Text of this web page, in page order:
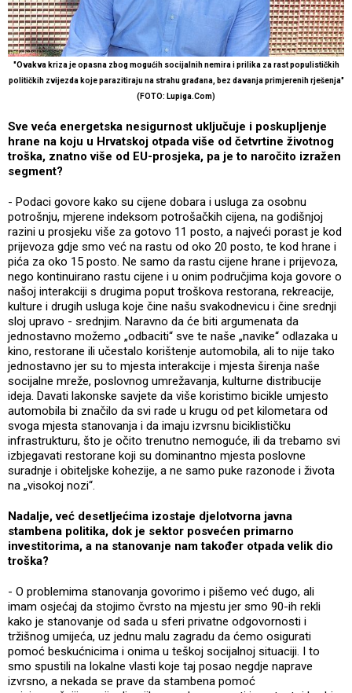
"Ovakva kriza je opasna zbog mogućih socijalnih nemira i prilika za rast populističkih
političkih zvijezda koje parazitiraju na strahu građana, bez davanja primjerenih rješenja"
(FOTO: Lupiga.Com)
Sve veća energetska nesigurnost uključuje i poskupljenje
hrane na koju u Hrvatskoj otpada više od četvrtine životnog
troška, znatno više od EU-prosjeka, pa je to naročito izražen
segment?
- Podaci govore kako su cijene dobara i usluga za osobnu
potrošnju, mjerene indeksom potrošačkih cijena, na godišnjoj
razini u prosjeku više za gotovo 11 posto, a najveći porast je kod
prijevoza gdje smo već na rastu od oko 20 posto, te kod hrane i
pića za oko 15 posto. Ne samo da rastu cijene hrane i prijevoza,
nego kontinuirano rastu cijene i u onim područjima koja govore o
našoj interakciji s drugima poput troškova restorana, rekreacije,
kulture i drugih usluga koje čine našu svakodnevicu i čine srednji
sloj upravo - srednjim. Naravno da će biti argumenata da
jednostavno možemo „odbaciti“ sve te naše „navike“ odlazaka u
kino, restorane ili učestalo korištenje automobila, ali to nije tako
jednostavno jer su to mjesta interakcije i mjesta širenja naše
socijalne mreže, poslovnog umrežavanja, kulturne distribucije
ideja. Davati lakonske savjete da više koristimo bicikle umjesto
automobila bi značilo da svi rade u krugu od pet kilometara od
svoga mjesta stanovanja i da imaju izvrsnu biciklističku
infrastrukturu, što je očito trenutno nemoguće, ili da trebamo svi
izbjegavati restorane koji su dominantno mjesta poslovne
suradnje i obiteljske kohezije, a ne samo puke razonode i života
na „visokoj nozi“.
Nadalje, već desetljećima izostaje djelotvorna javna
stambena politika, dok je sektor posvećen primarno
investitorima, a na stanovanje nam također otpada velik dio
troška?
- O problemima stanovanja govorimo i pišemo već dugo, ali
imam osjećaj da stojimo čvrsto na mjestu jer smo 90-ih rekli
kako je stanovanje od sada u sferi privatne odgovornosti i
tržišnog umijeća, uz jednu malu zagradu da ćemo osigurati
pomoć beskućnicima i onima u teškoj socijalnoj situaciji. I to
smo spustili na lokalne vlasti koje taj posao negdje naprave
izvrsno, a nekada se prave da stambena pomoć